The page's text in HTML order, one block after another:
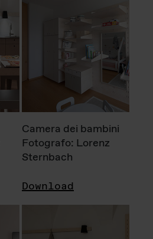
Camera dei bambini
Fotografo: Lorenz
Sternbach
Download